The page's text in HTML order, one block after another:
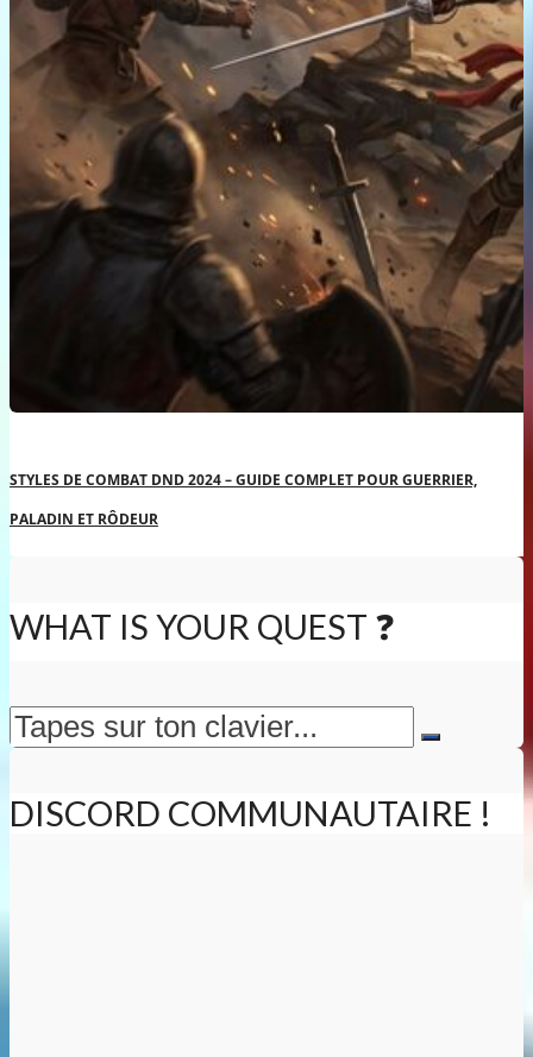
STYLES DE COMBAT DND 2024 – GUIDE COMPLET POUR GUERRIER,
PALADIN ET RÔDEUR
WHAT IS YOUR QUEST ❓
DISCORD COMMUNAUTAIRE !